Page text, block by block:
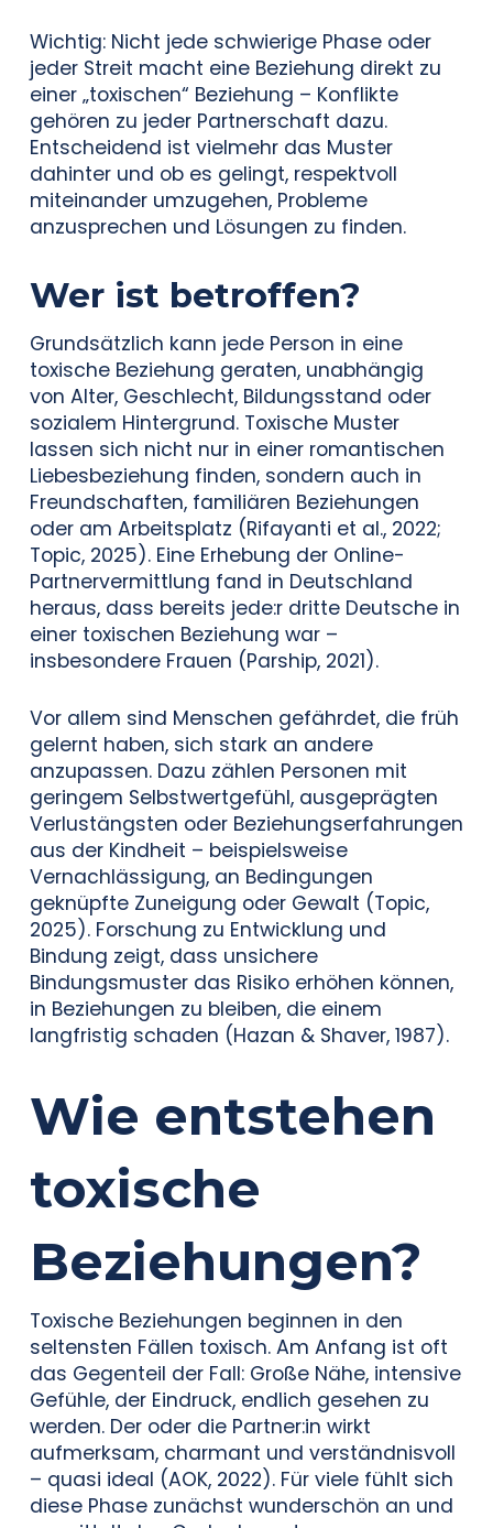
Wichtig: Nicht jede schwierige Phase oder
jeder Streit macht eine Beziehung direkt zu
einer „toxischen“ Beziehung – Konflikte
gehören zu jeder Partnerschaft dazu.
Entscheidend ist vielmehr das Muster
dahinter und ob es gelingt, respektvoll
miteinander umzugehen, Probleme
anzusprechen und Lösungen zu finden.
Wer ist betroffen?
Grundsätzlich kann jede Person in eine
toxische Beziehung geraten, unabhängig
von Alter, Geschlecht, Bildungsstand oder
sozialem Hintergrund. Toxische Muster
lassen sich nicht nur in einer romantischen
Liebesbeziehung finden, sondern auch in
Freundschaften, familiären Beziehungen
oder am Arbeitsplatz (Rifayanti et al., 2022;
Topic, 2025). Eine Erhebung der Online-
Partnervermittlung fand in Deutschland
heraus, dass bereits jede:r dritte Deutsche in
einer toxischen Beziehung war –
insbesondere Frauen (Parship, 2021).
Vor allem sind Menschen gefährdet, die früh
gelernt haben, sich stark an andere
anzupassen. Dazu zählen Personen mit
geringem Selbstwertgefühl, ausgeprägten
Verlustängsten oder Beziehungserfahrungen
aus der Kindheit – beispielsweise
Vernachlässigung, an Bedingungen
geknüpfte Zuneigung oder Gewalt (Topic,
2025). Forschung zu Entwicklung und
Bindung zeigt, dass unsichere
Bindungsmuster das Risiko erhöhen können,
in Beziehungen zu bleiben, die einem
langfristig schaden (Hazan & Shaver, 1987).
Wie entstehen
toxische
Beziehungen?
Toxische Beziehungen beginnen in den
seltensten Fällen toxisch. Am Anfang ist oft
das Gegenteil der Fall: Große Nähe, intensive
Gefühle, der Eindruck, endlich gesehen zu
werden. Der oder die Partner:in wirkt
aufmerksam, charmant und verständnisvoll
– quasi ideal (AOK, 2022). Für viele fühlt sich
diese Phase zunächst wunderschön an und